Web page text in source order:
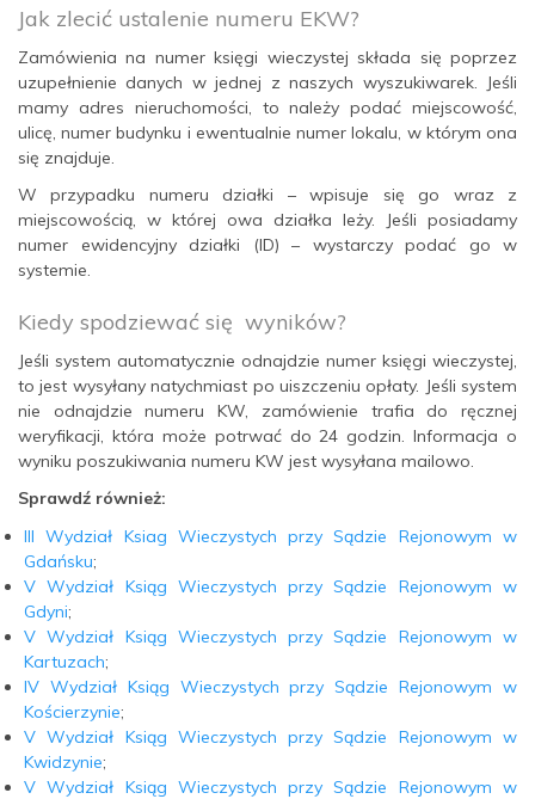
Jak zlecić ustalenie numeru EKW?
Zamówienia na numer księgi wieczystej składa się poprzez
uzupełnienie danych w jednej z naszych wyszukiwarek. Jeśli
mamy adres nieruchomości, to należy podać miejscowość,
ulicę, numer budynku i ewentualnie numer lokalu, w którym ona
się znajduje.
W przypadku numeru działki – wpisuje się go wraz z
miejscowością, w której owa działka leży. Jeśli posiadamy
numer ewidencyjny działki (ID) – wystarczy podać go w
systemie.
Kiedy spodziewać się wyników?
Jeśli system automatycznie odnajdzie numer księgi wieczystej,
to jest wysyłany natychmiast po uiszczeniu opłaty. Jeśli system
nie odnajdzie numeru KW, zamówienie trafia do ręcznej
weryfikacji, która może potrwać do 24 godzin. Informacja o
wyniku poszukiwania numeru KW jest wysyłana mailowo.
Sprawdź również:
III Wydział Ksiag Wieczystych przy Sądzie Rejonowym w
Gdańsku;
V Wydział Ksiąg Wieczystych przy Sądzie Rejonowym w
Gdyni;
V Wydział Ksiąg Wieczystych przy Sądzie Rejonowym w
Kartuzach;
IV Wydział Ksiąg Wieczystych przy Sądzie Rejonowym w
Kościerzynie;
V Wydział Ksiąg Wieczystych przy Sądzie Rejonowym w
Kwidzynie;
V Wydział Ksiąg Wieczystych przy Sądzie Rejonowym w